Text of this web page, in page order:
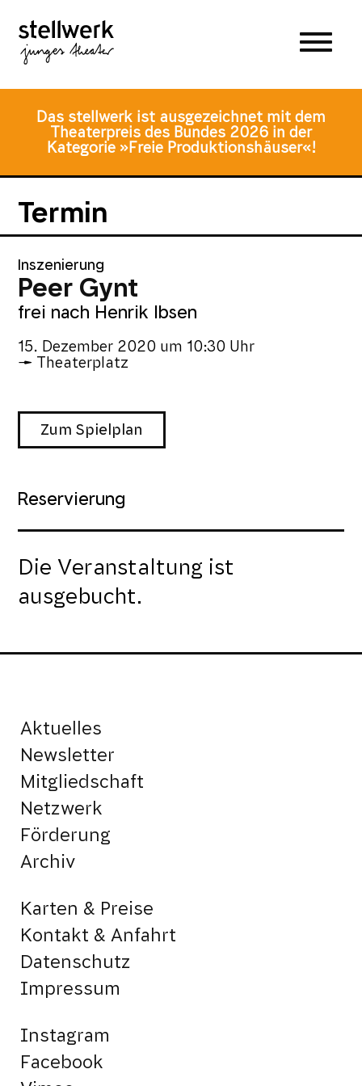
Hauptmenü
Inhalt
springen
Fusszeile
springen
Das stellwerk ist ausgezeichnet mit dem
Theaterpreis des Bundes 2026 in der
Kategorie »Freie Produktionshäuser«!
Termin
Inszenierung
Peer Gynt
frei nach Henrik Ibsen
15. Dezember 2020 um 10:30 Uhr
Theaterplatz
Zum Spielplan
Reservierung
Die Veranstaltung ist
ausgebucht.
Aktuelles
Newsletter
Mitgliedschaft
Netzwerk
Förderung
Archiv
Karten & Preise
Kontakt & Anfahrt
Datenschutz
Impressum
Instagram
Facebook